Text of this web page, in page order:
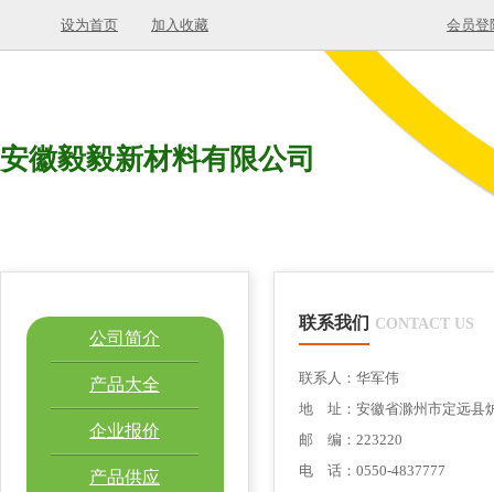
设为首页 加入收藏 会员登
安徽毅毅新材料有限公司
公司简介
产品大全
企业报价
产品供应
联系我们 CONTACT US
联系人：华军伟
地 址：安徽省滁州市定远县
邮 编：223220
电 话：0550-4837777